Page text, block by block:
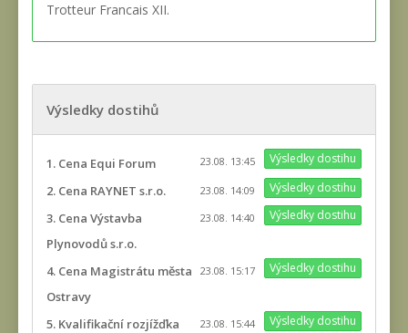
Trotteur Francais XII.
Výsledky dostihů
Výsledky dostihu
23.08. 13:45
1. Cena Equi Forum
Výsledky dostihu
23.08. 14:09
2. Cena RAYNET s.r.o.
Výsledky dostihu
23.08. 14:40
3. Cena Výstavba
Plynovodů s.r.o.
Výsledky dostihu
23.08. 15:17
4. Cena Magistrátu města
Ostravy
Výsledky dostihu
23.08. 15:44
5. Kvalifikační rozjížďka